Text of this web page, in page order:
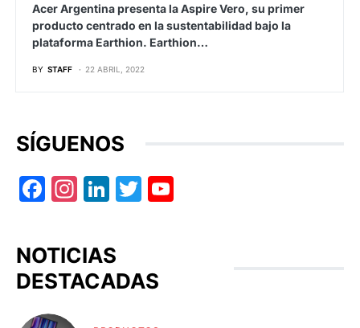
Acer Argentina presenta la Aspire Vero, su primer
producto centrado en la sustentabilidad bajo la
plataforma Earthion. Earthion…
BY STAFF 22 ABRIL, 2022
SÍGUENOS
Facebook
Instagram
LinkedIn
Twitter
NOTICIAS
DESTACADAS